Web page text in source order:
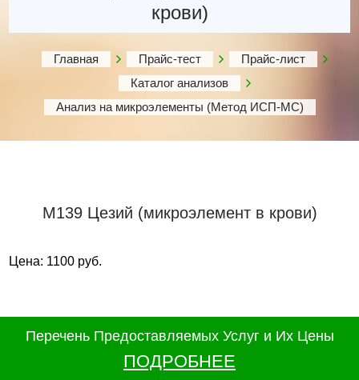
крови)
Главная Прайс-тест
Прайс-лист
Каталог анализов
Анализ на микроэлементы (Метод ИСП-МС)
М139 Цезий (микроэлемент в крови)
Цена: 1100 руб.
Перечень Предоставляемых Услуг и Их Цены
ПОДРОБНЕЕ